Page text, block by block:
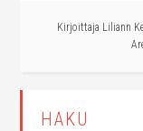
Kirjoittaja Liliann
HAKU